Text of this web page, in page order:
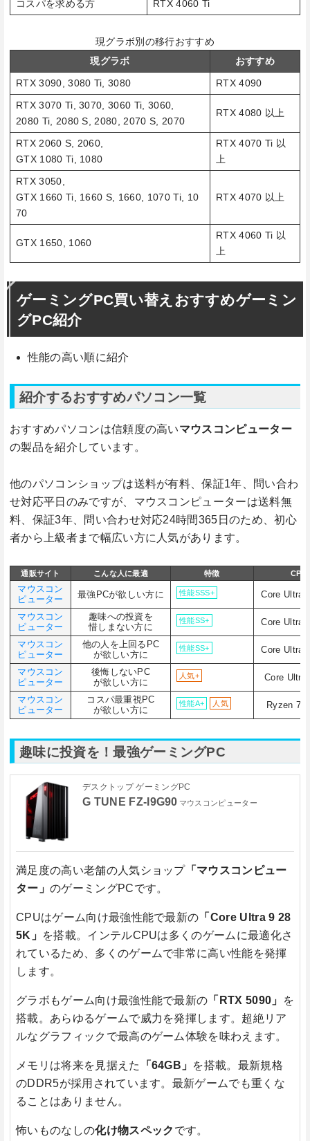
コスパを求める方
RTX 4060 Ti
現グラボ別の移行おすすめ
現グラボ
おすすめ
RTX 3090, 3080 Ti, 3080
RTX 4090
RTX 3070 Ti, 3070, 3060 Ti, 3060,
2080 Ti, 2080 S, 2080, 2070 S, 2070
RTX 4080 以上
RTX 2060 S, 2060,
GTX 1080 Ti, 1080
RTX 4070 Ti 以
上
RTX 3050,
GTX 1660 Ti, 1660 S, 1660, 1070 Ti, 10
70
RTX 4070 以上
GTX 1650, 1060
RTX 4060 Ti 以
上
ゲーミングPC買い替えおすすめゲーミン
グPC紹介
性能の高い順に紹介
紹介するおすすめパソコン一覧
おすすめパソコンは信頼度の高いマウスコンピューター
の製品を紹介しています。
他のパソコンショップは送料が有料、保証1年、問い合わ
せ対応平日のみですが、マウスコンピューターは送料無
料、保証3年、問い合わせ対応24時間365日のため、初心
者から上級者まで幅広い方に人気があります。
通販サイト こんな人に最適 特徴 CPU
マウスコン
ピューター
最強PCが欲しい方に 性能SSS+ Core Ultra
マウスコン
ピューター
趣味への投資を
惜しまない方に
性能SS+ Core Ultra
マウスコン
ピューター
他の人を上回るPC
が欲しい方に
性能SS+ Core Ultra
マウスコン
ピューター
後悔しないPC
が欲しい方に
人気+ Core Ultra
マウスコン
ピューター
コスパ最重視PC
が欲しい方に
性能A+ 人気 Ryzen 7
趣味に投資を！最強ゲーミングPC
デスクトップ ゲーミングPC
G TUNE FZ-I9G90 マウスコンピューター
満足度の高い老舗の人気ショップ 「マウスコンピュー
ター」 のゲーミングPCです。
CPUはゲーム向け最強性能で最新の 「Core Ultra 9 28
5K」 を搭載。インテルCPUは多くのゲームに最適化さ
れているため、多くのゲームで非常に高い性能を発揮
します。
グラボもゲーム向け最強性能で最新の 「RTX 5090」
を
搭載。あらゆるゲームで威力を発揮します。超絶リア
ルなグラフィックで最高のゲーム体験を味わえます。
メモリは将来を見据えた 「64GB」 を搭載。最新規格
のDDR5が採用されています。最新ゲームでも重くな
ることはありません。
怖いものなしの化け物スペック です。